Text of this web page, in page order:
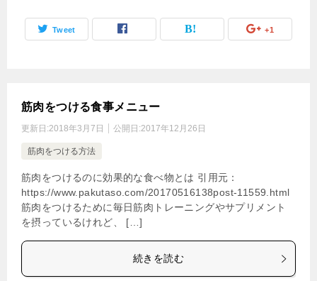
Tweet +1
筋肉をつける食事メニュー
更新日:2018年3月7日 公開日:2017年12月26日
筋肉をつける方法
筋肉をつけるのに効果的な食べ物とは 引用元：
https://www.pakutaso.com/20170516138post-11559.html
筋肉をつけるために毎日筋肉トレーニングやサプリメント
を摂っているけれど、 […]
続きを読む